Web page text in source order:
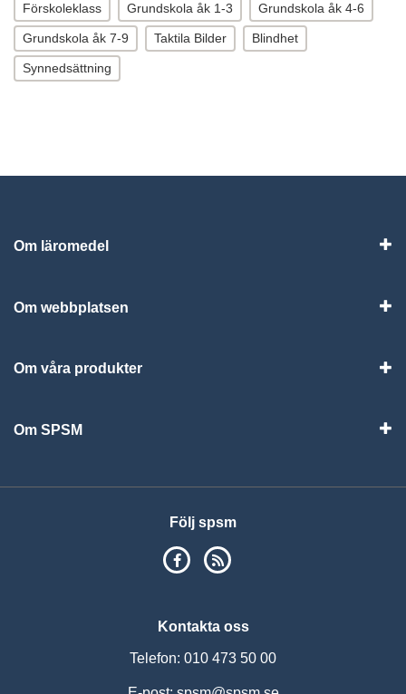
Förskoleklass Grundskola åk 1-3 Grundskola åk 4-6
Grundskola åk 7-9 Taktila Bilder Blindhet
Synnedsättning
Om läromedel
Om webbplatsen
Om våra produkter
Om SPSM
Följ spsm
SPSM på Facebook
Kontakta oss
Telefon: 010 473 50 00